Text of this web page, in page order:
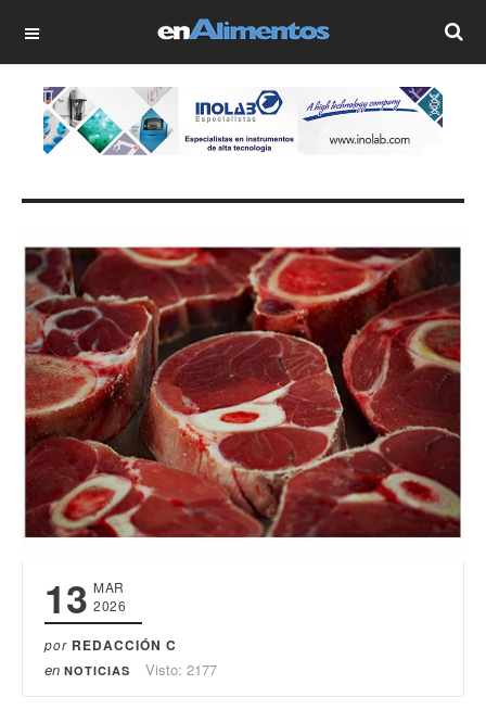
OFF CANVAS
13 MAR
2026
por REDACCIÓN C
en NOTICIAS Visto: 2177